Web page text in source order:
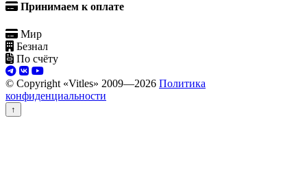
Принимаем к оплате
Мир
Безнал
По счёту
© Copyright «Vitles» 2009—2026 Политика
конфиденциальности
↑